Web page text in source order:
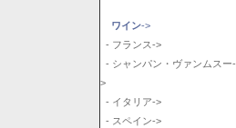
ワイン->
- フランス->
- シャンパン・ヴァンムスー-
>
- イタリア->
- スペイン->